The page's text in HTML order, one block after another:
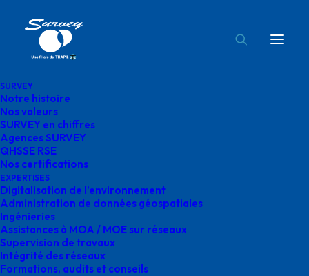
SURVEY
Notre histoire
Nos valeurs
SURVEY en chiffres
Agences SURVEY
QHSSE RSE
Nos certifications
EXPERTISES
Digitalisation de l’environnement
Administration de données géospatiales
Ingénieries
Assistances à MOA / MOE sur réseaux
Supervision de travaux
Intégrité des réseaux
Formations, audits et conseils
détection de réseaux géoréférencement
Accueil Survey
détection de réseaux
géoréférencement